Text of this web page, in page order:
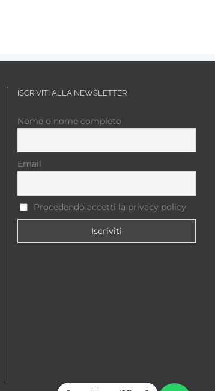
ISCRIVITI ALLA NEWSLETTER
Nome o nome completo
Email
Procedendo accetti la privacy policy